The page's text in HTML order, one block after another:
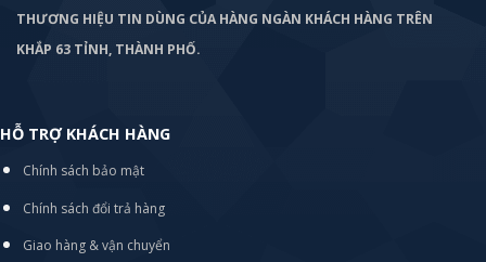
THƯƠNG HIỆU TIN DÙNG CỦA HÀNG NGÀN KHÁCH HÀNG TRÊN
KHẮP 63 TỈNH, THÀNH PHỐ.
HỖ TRỢ KHÁCH HÀNG
Chính sách bảo mật
Chính sách đổi trả hàng
Giao hàng & vận chuyển